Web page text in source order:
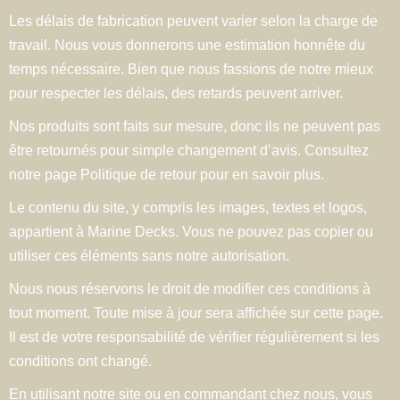
Les délais de fabrication peuvent varier selon la charge de
travail. Nous vous donnerons une estimation honnête du
temps nécessaire. Bien que nous fassions de notre mieux
pour respecter les délais, des retards peuvent arriver.
Nos produits sont faits sur mesure, donc ils ne peuvent pas
être retournés pour simple changement d’avis. Consultez
notre page Politique de retour pour en savoir plus.
Le contenu du site, y compris les images, textes et logos,
appartient à Marine Decks. Vous ne pouvez pas copier ou
utiliser ces éléments sans notre autorisation.
Nous nous réservons le droit de modifier ces conditions à
tout moment. Toute mise à jour sera affichée sur cette page.
Il est de votre responsabilité de vérifier régulièrement si les
conditions ont changé.
En utilisant notre site ou en commandant chez nous, vous